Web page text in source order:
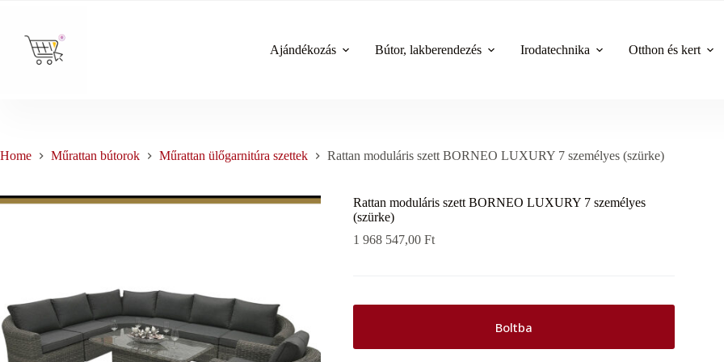
content
Ajándékozás
Bútor, lakberendezés Irodatechnika Otthon és kert
Home Műrattan bútorok Műrattan ülőgarnitúra szettek Rattan moduláris szett BORNEO LUXURY 7 személyes (szürke)
Rattan moduláris szett BORNEO LUXURY 7 személyes
(szürke)
1 968 547,00Ft
Boltba